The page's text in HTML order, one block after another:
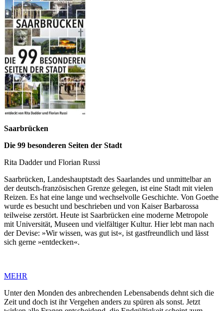
Saarbrücken
Die 99 besonderen Seiten der Stadt
Rita Dadder und Florian Russi
Saarbrücken, Landeshauptstadt des Saarlandes und unmittelbar an
der deutsch-französischen Grenze gelegen, ist eine Stadt mit vielen
Reizen. Es hat eine lange und wechselvolle Geschichte. Von Goethe
wurde es besucht und beschrieben und von Kaiser Barbarossa
teilweise zerstört. Heute ist Saarbrücken eine moderne Metropole
mit Universität, Museen und vielfältiger Kultur. Hier lebt man nach
der Devise: »Wir wissen, was gut ist«, ist gastfreundlich und lässt
sich gerne »entdecken«.
MEHR
Unter den Monden des anbrechenden Lebensabends dehnt sich die
Zeit und doch ist ihr Vergehen anders zu spüren als sonst. Jetzt